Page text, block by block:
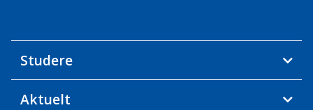
Studere
Aktuelt